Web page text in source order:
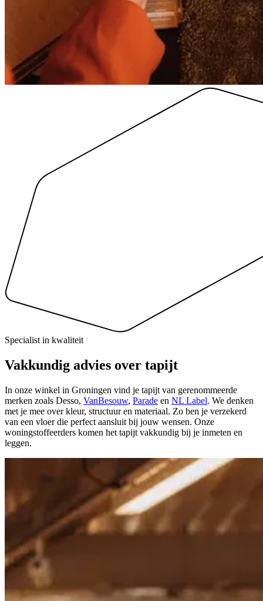
Specialist in kwaliteit
Vakkundig advies over tapijt
In onze winkel in Groningen vind je tapijt van gerenommeerde
merken zoals Desso, VanBesouw, Parade en NL Label. We denken
met je mee over kleur, structuur en materiaal. Zo ben je verzekerd
van een vloer die perfect aansluit bij jouw wensen. Onze
woningstoffeerders komen het tapijt vakkundig bij je inmeten en
leggen.